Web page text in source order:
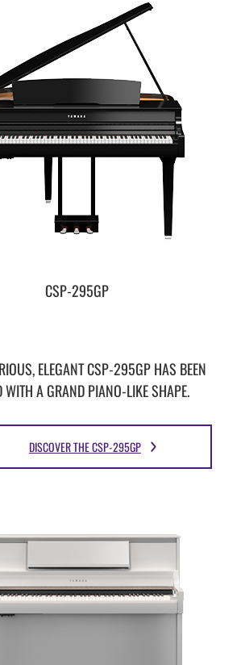
CSP-295GP
ELEGANT CSP-295GP HAS BEEN
WITH A GRAND PIANO-LIKE SHAPE.
DISCOVER THE CSP-295GP